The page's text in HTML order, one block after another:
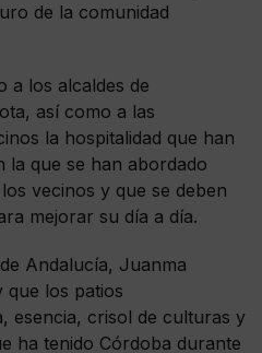
de la comunidad
a los alcaldes de
así como a las
la hospitalidad que han
la que se han abordado
vecinos y que se deben
mejorar su día a día.
Andalucía, Juanma
los patios
esencia, crisol de culturas y
ha tenido Córdoba durante